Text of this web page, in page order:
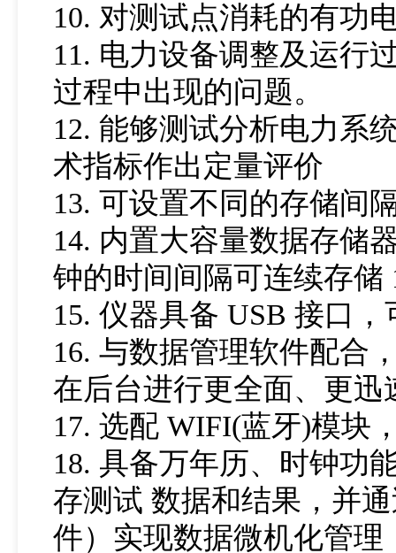
10. 对测试点消耗的有功
11. 电力设备调整及运行
过程中出现的问题。
12. 能够测试分析电力系
术指标作出定量评价
13. 可设置不同的存储间
14. 内置大容量数据存储
钟的时间间隔可连续存
15. 仪器具备 USB 接口
16. 与数据管理软件配合
在后台进行更全面、更迅
17. 选配 WIFI(蓝牙)模块
18. 具备万年历、时钟功
存测试 数据和结果，并
件）实现数据微机化管理